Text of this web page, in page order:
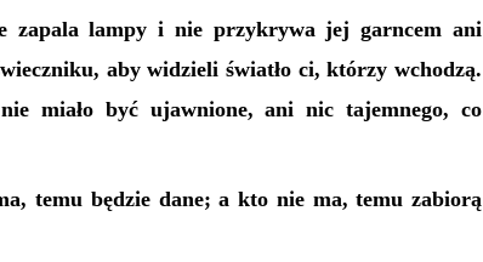
zapala lampy i nie przykrywa jej garncem ani
aby widzieli światło ci, którzy wchodzą.
miało być ujawnione, ani nic tajemnego, co
temu będzie dane; a kto nie ma, temu zabiorą